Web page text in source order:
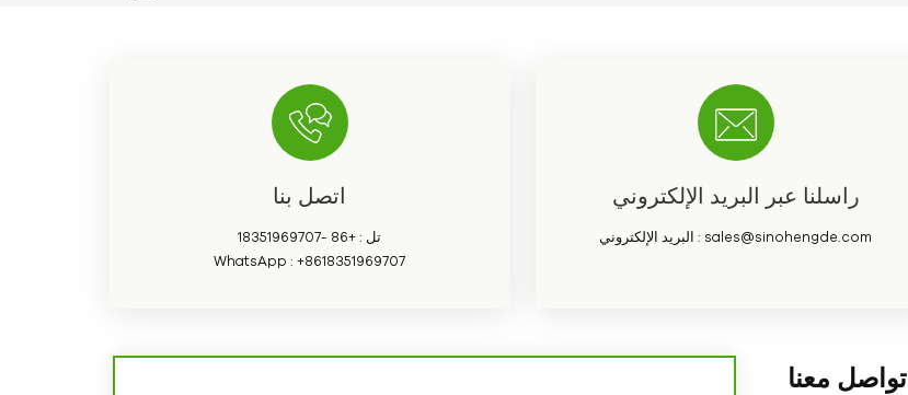
اتصل بنا
تل : +86 -18351969707
WhatsApp :+8618351969707
راسلنا عبر البريد الإلكتروني
البريد الإلكتروني : sales@sinohengde.com
تواصل معنا